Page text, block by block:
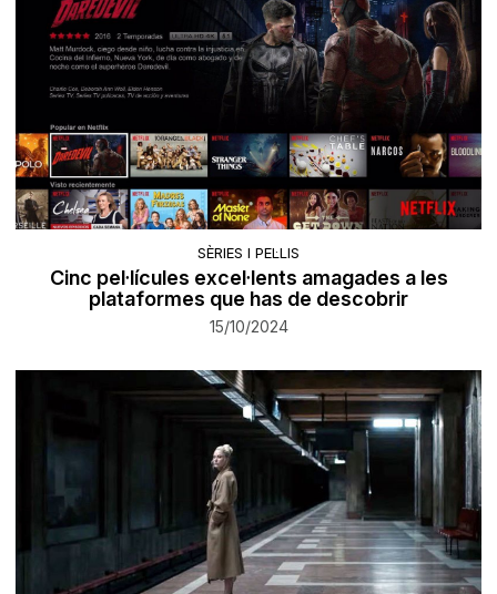
SÈRIES I PEL·LIS
Cinc pel·lícules excel·lents amagades a les
plataformes que has de descobrir
15/10/2024